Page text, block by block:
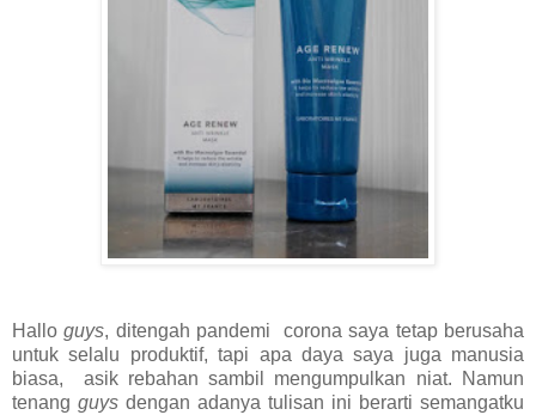
Halloguys, ditengah pandemi corona saya tetap berusaha
untuk selalu produktif, tapi apa daya saya juga manusia
biasa, asik rebahan sambil mengumpulkan niat. Namun
tenang guys dengan adanya tulisan ini berarti semangatku